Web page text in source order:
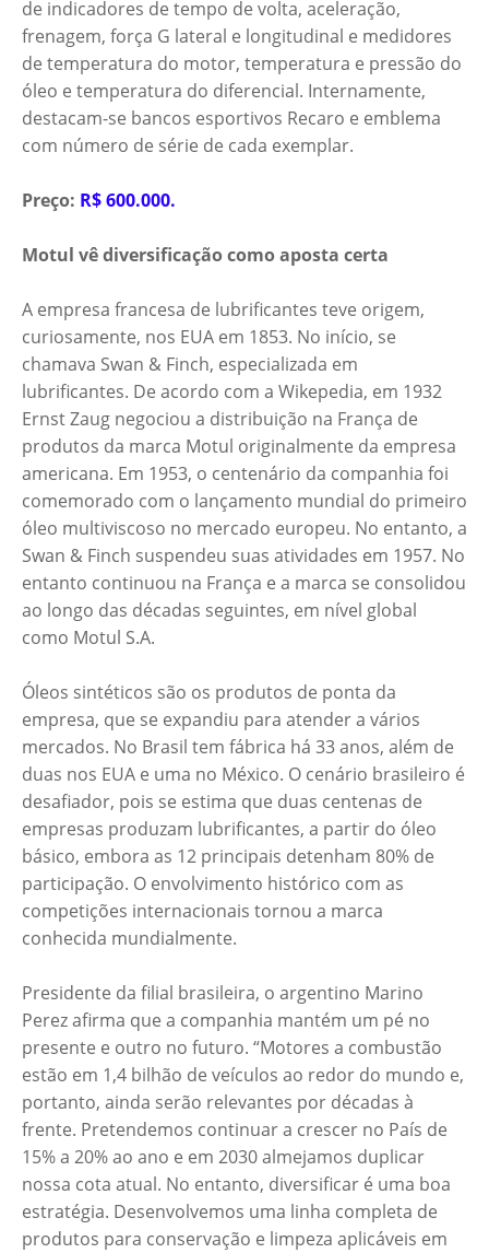
de indicadores de tempo de volta, aceleração,
frenagem, força G lateral e longitudinal e medidores
de temperatura do motor, temperatura e pressão do
óleo e temperatura do diferencial. Internamente,
destacam-se bancos esportivos Recaro e emblema
com número de série de cada exemplar.
Preço: R$ 600.000.
Motul vê diversificação como aposta certa
A empresa francesa de lubrificantes teve origem,
curiosamente, nos EUA em 1853. No início, se
chamava Swan & Finch, especializada em
lubrificantes. De acordo com a Wikepedia, em 1932
Ernst Zaug negociou a distribuição na França de
produtos da marca Motul originalmente da empresa
americana. Em 1953, o centenário da companhia foi
comemorado com o lançamento mundial do primeiro
óleo multiviscoso no mercado europeu. No entanto, a
Swan & Finch suspendeu suas atividades em 1957. No
entanto continuou na França e a marca se consolidou
ao longo das décadas seguintes, em nível global
como Motul S.A.
Óleos sintéticos são os produtos de ponta da
empresa, que se expandiu para atender a vários
mercados. No Brasil tem fábrica há 33 anos, além de
duas nos EUA e uma no México. O cenário brasileiro é
desafiador, pois se estima que duas centenas de
empresas produzam lubrificantes, a partir do óleo
básico, embora as 12 principais detenham 80% de
participação. O envolvimento histórico com as
competições internacionais tornou a marca
conhecida mundialmente.
Presidente da filial brasileira, o argentino Marino
Perez afirma que a companhia mantém um pé no
presente e outro no futuro. “Motores a combustão
estão em 1,4 bilhão de veículos ao redor do mundo e,
portanto, ainda serão relevantes por décadas à
frente. Pretendemos continuar a crescer no País de
15% a 20% ao ano e em 2030 almejamos duplicar
nossa cota atual. No entanto, diversificar é uma boa
estratégia. Desenvolvemos uma linha completa de
produtos para conservação e limpeza aplicáveis em